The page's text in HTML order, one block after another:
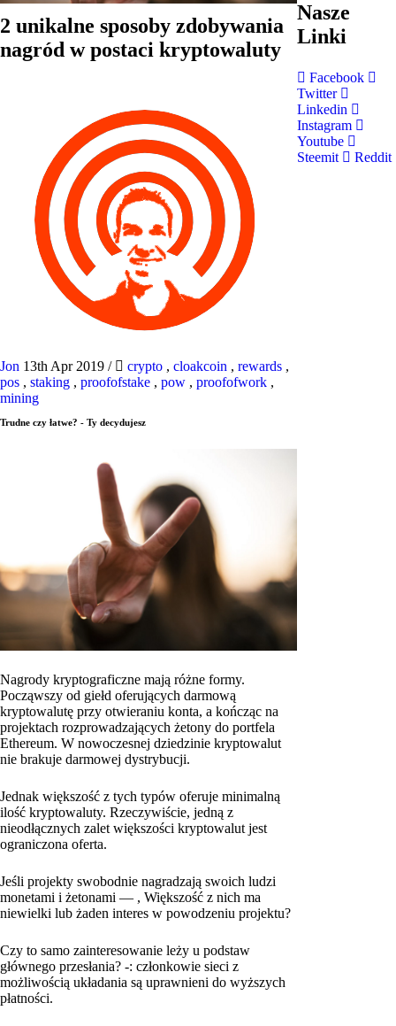
2 unikalne sposoby zdobywania
nagród w postaci kryptowaluty
Jon 13th Apr 2019 / crypto , cloakcoin , rewards ,
pos , staking , proofofstake , pow , proofofwork ,
mining
Trudne czy łatwe? - Ty decydujesz
Nagrody kryptograficzne mają różne formy.
Począwszy od giełd oferujących darmową
kryptowalutę przy otwieraniu konta, a kończąc na
projektach rozprowadzających żetony do portfela
Ethereum. W nowoczesnej dziedzinie kryptowalut
nie brakuje darmowej dystrybucji.
Jednak większość z tych typów oferuje minimalną
ilość kryptowaluty. Rzeczywiście, jedną z
nieodłącznych zalet większości kryptowalut jest
ograniczona oferta.
Jeśli projekty swobodnie nagradzają swoich ludzi
monetami i żetonami — , Większość z nich ma
niewielki lub żaden interes w powodzeniu projektu?
Czy to samo zainteresowanie leży u podstaw
głównego przesłania? -: członkowie sieci z
możliwością układania są uprawnieni do wyższych
płatności.
Nasze
Linki
Facebook
Twitter
Linkedin
Instagram
Youtube
Steemit
Reddit